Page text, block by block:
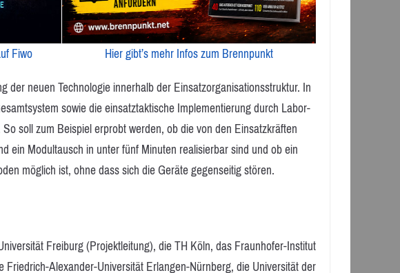
Fiwo
Hier gibt’s mehr Infos zum Brennpunkt
der neuen Technologie innerhalb der Einsatzorganisationsstruktur. In
sowie die einsatztaktische Implementierung durch Labor-
soll zum Beispiel erprobt werden, ob die von den Einsatzkräften
ein Modultausch in unter fünf Minuten realisierbar sind und ob ein
möglich ist, ohne dass sich die Geräte gegenseitig stören.
Freiburg (Projektleitung), die TH Köln, das Fraunhofer-Institut
Alexander-Universität Erlangen-Nürnberg, die Universität der